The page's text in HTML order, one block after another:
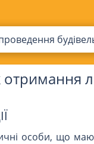
особи, що